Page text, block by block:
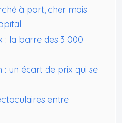
à part, cher mais
: la barre des 3 000
: un écart de prix qui se
entre